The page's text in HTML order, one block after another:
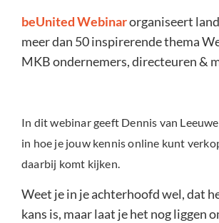
beUnited Webinarorganiseert
meer dan 50 inspirerende thema
MKB ondernemers, directeuren &
In dit webinar geeft Dennis van
in hoe je jouw kennis online kunt
daarbij komt kijken.
Weet je in je achterhoofd wel, dat
kans is, maar laat je het nog liggen